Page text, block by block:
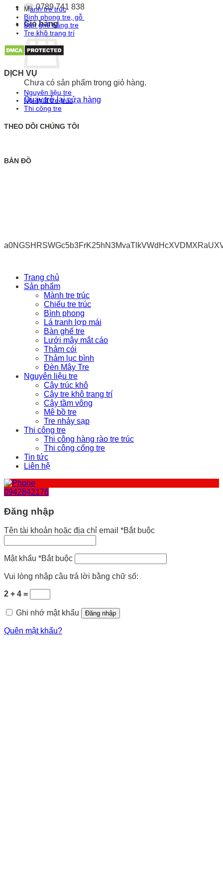
☏ 0789 741 838
Giỏ hàng
Chưa có sản phẩm trong giỏ hàng.
Quay trở lại cửa hàng
Mành tre trúc
Bình phong tre, gỗ
Bàn ghế bằng tre
Tre khô trang trí
DỊCH VỤ
Nguyên liệu tre
Nội thất tre trúc
Thi công tre
THEO DÕI CHÚNG TÔI
BẢN ĐỒ
Trang chủ
Sản phẩm
Mành tre trúc
Chiếu tre trúc
Bình phong
Lá tranh lợp mái
Bàn ghế tre
Lưới mây mắt cáo
Thảm cói
Thảm lục bình
Đèn Mây Tre
Nguyên liệu tre
Cây trúc khô
Cây tre khô trang trí
Cây tầm vông
Mê bồ tre
Tre nhảy sạp
Thi công tre
Thi công hàng rào tre trúc
Thi công cổng tre
Tin tức
Liên hệ
0942842176
Đăng nhập
Tên tài khoản hoặc địa chỉ email *Bắt buộc
Mật khẩu *Bắt buộc
Vui lòng nhập câu trả lời bằng chữ số:
2 + 4 =
Ghi nhớ mật khẩu Đăng nhập
Quên mật khẩu?